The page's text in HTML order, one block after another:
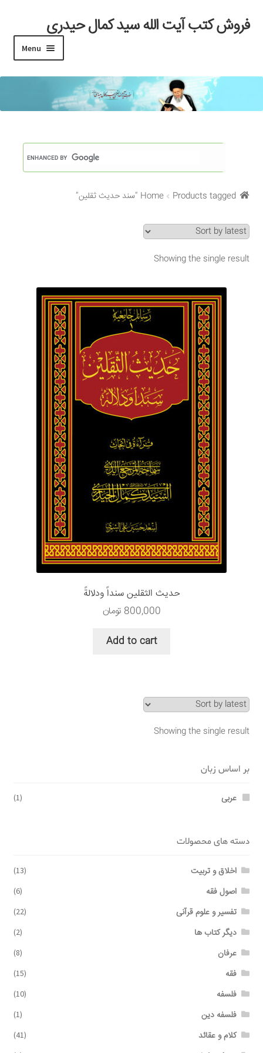
Skip
to
Skip
to
فروش کتب آیت الله سید کمال حیدری
Menu
خانه
#97 (بدون عنوان)
Checkout
My account
Search Results
Shop
برگه نمونه
ثبت شکایات
حساب کاربری من
سبد خرید
قوانین و مقررات
Home Products tagged “سند حدیث ثقلین”
Showing the single result
حديث الثقلين سنداً ودلالةً
800,000 تومان
Add to cart
Showing the single result
بر اساس زبان
عربی (1)
دسته های محصولات
اخلاق و تربیت (13)
اصول فقه (6)
تفسیر و علوم قرآنی (22)
دیگر کتاب ها (2)
عرفان (8)
فقه (15)
فلسفه (10)
فلسفه دین (1)
کلام و عقائد (41)